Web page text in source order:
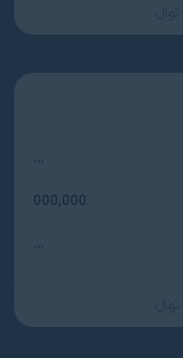
...
000,000
...